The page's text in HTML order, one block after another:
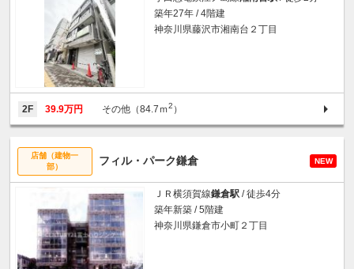
築年27年 / 4階建
神奈川県藤沢市湘南台２丁目
2F 39.9万円 その他（84.7ｍ2 ）
店舗（建物一
部）
フィル・パーク鎌倉 NEW
ＪＲ横須賀線鎌倉駅 / 徒歩4分
築年新築 / 5階建
神奈川県鎌倉市小町２丁目